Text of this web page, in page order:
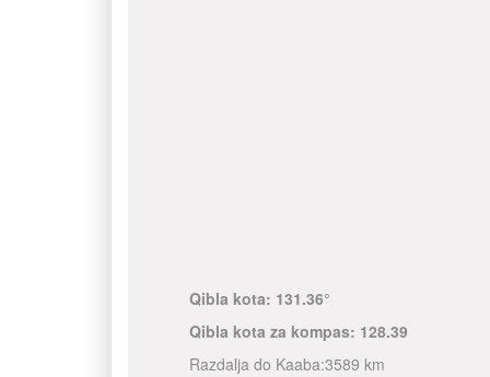
Qibla kota: 131.36°
Qibla kota za kompas: 128.39
Razdalja do Kaaba:3589 km